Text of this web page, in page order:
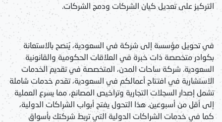
التركيز علىتعديل كيان الشركات ودمج الشركات
فيتحويل مؤسسة إلى شركة في السعودية، يُنصح بالاستعانة
بكوادر متخصصة ذات خبرة في العلاقات الحكومية والقانونية
السعودية. شركة ساحات المدن، المتخصصة فيتقديم الخدمات
الاستشارية في افتتاح أعمالكم في السعودية، تقدم خدمات شاملة
تشمل إصدار السجلات التجارية وتراخيص المصانع، مما يسرع العملية
إلى أقل من أسبوعين. هذا التحول يفتح أبواب الشراكات الدولية،
كما فيخدمات الشراكات الدوليةالتي تربط شركتك بأسواق